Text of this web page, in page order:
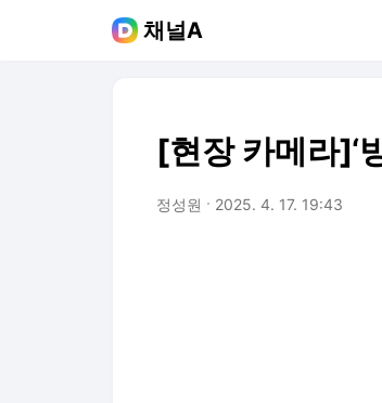
채널A
[현장 카메라]‘
정성원 2025. 4. 17. 19:43